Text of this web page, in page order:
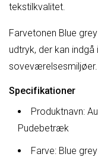
tekstilkvalitet.
Farvetonen Blue
udtryk, der kan
soveværelsesmiljøer.
Specifikationer
Produktnavn:
Pudebetræk
Farve: Blue